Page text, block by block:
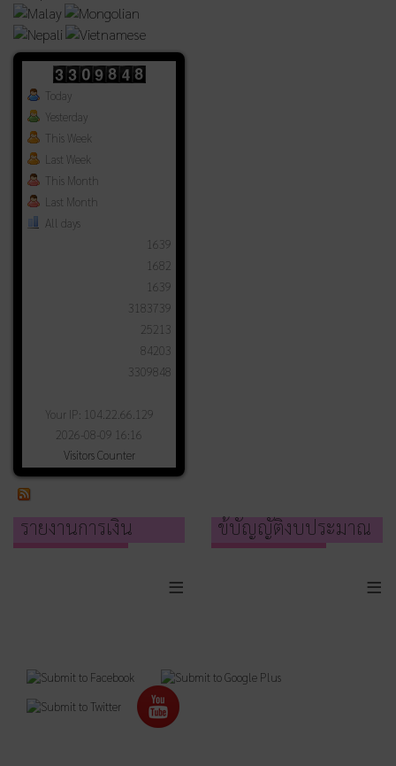
Today
Yesterday
This Week
Last Week
This Month
Last Month
All days
1639
1682
1639
3183739
25213
84203
3309848
Your IP: 104.22.66.129
2026-08-09 16:16
Visitors Counter
รายงานการเงิน
≡
ข้บัญญัติงบประมาณ
≡